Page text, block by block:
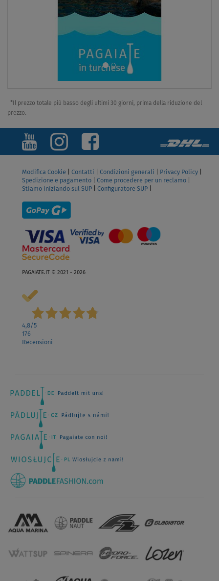
*Il prezzo totale più basso degli ultimi 30 giorni, prima della riduzione del
prezzo.
Modifica Cookie Contatti Condizioni generali Privacy Policy
Spedizione e pagamento
Come procedere per un reclamo
Stiamo iniziando sul SUP
Configuratore SUP
PAGAIATE.IT © 2021 - 2026
4,8/5
176
Recensioni